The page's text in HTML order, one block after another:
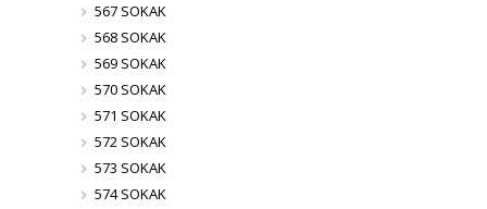
567 SOKAK
568 SOKAK
569 SOKAK
570 SOKAK
571 SOKAK
572 SOKAK
573 SOKAK
574 SOKAK